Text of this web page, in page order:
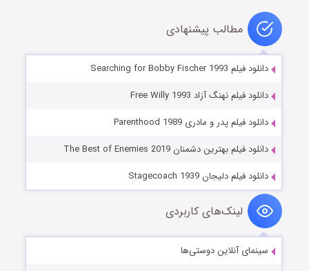
مطالب پیشنهادی
دانلود فیلم Searching for Bobby Fischer 1993
دانلود فیلم نهنگ آزاد Free Willy 1993
دانلود فیلم پدر و مادری Parenthood 1989
دانلود فیلم بهترین دشمنان The Best of Enemies 2019
دانلود فیلم دلیجان Stagecoach 1939
لینک‌های کاربردی
سینمای آنلاین دوستی‌ها